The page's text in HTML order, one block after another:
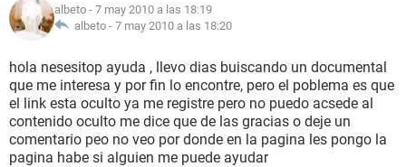
albeto - 7 may 2010 a las 18:19
albeto - 7 may 2010 a las 18:20
hola nesesitop ayuda , llevo dias buiscando un documental
que me interesa y por fin lo encontre, pero el poblema es que
el link esta oculto ya me registre pero no puedo acsede al
contenido oculto me dice que de las gracias o deje un
comentario peo no veo por donde en la pagina les pongo la
pagina habe si alguien me puede ayudar